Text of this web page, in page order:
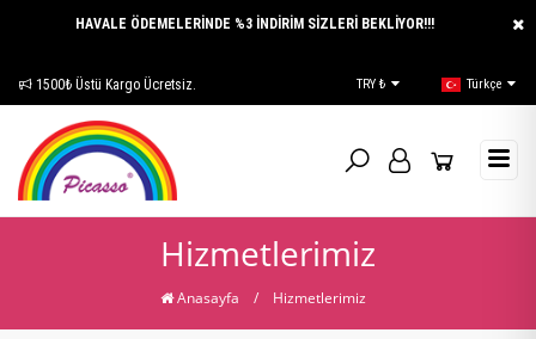
HAVALE ÖDEMELERİNDE %3 İNDİRİM SİZLERİ BEKLİYOR!!!
1500₺ Üstü Kargo Ücretsiz. TRY ₺ Türkçe
Hizmetlerimiz
Anasayfa / Hizmetlerimiz